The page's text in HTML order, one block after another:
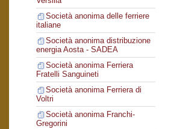
Società anonima delle ferriere
italiane
Società anonima distribuzione
energia Aosta - SADEA
Società anonima Ferriera
Fratelli Sanguineti
Società anonima Ferriera di
Voltri
Società anonima Franchi-
Gregorini